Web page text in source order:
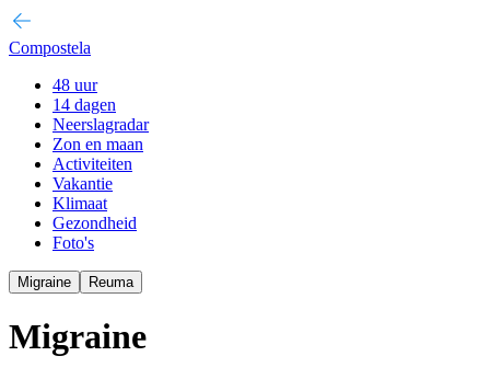
Compostela
48 uur
14 dagen
Neerslagradar
Zon en maan
Activiteiten
Vakantie
Klimaat
Gezondheid
Foto's
Migraine Reuma
Migraine